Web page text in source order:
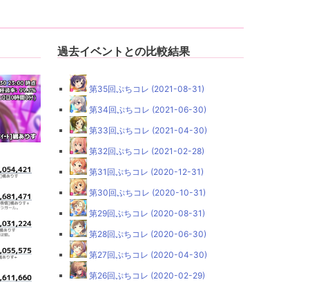
12,351,762 8,849,530 5,092,445
過去イベントとの比較結果
第35回ぷちコレ (2021-08-31)
第34回ぷちコレ (2021-06-30)
第33回ぷちコレ (2021-04-30)
第32回ぷちコレ (2021-02-28)
第31回ぷちコレ (2020-12-31)
第30回ぷちコレ (2020-10-31)
第29回ぷちコレ (2020-08-31)
第28回ぷちコレ (2020-06-30)
第27回ぷちコレ (2020-04-30)
第26回ぷちコレ (2020-02-29)